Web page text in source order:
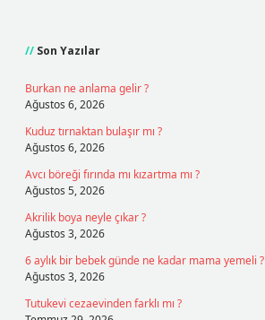
Son Yazılar
Burkan ne anlama gelir ?
Ağustos 6, 2026
Kuduz tırnaktan bulaşır mı ?
Ağustos 6, 2026
Avcı böreği fırında mı kızartma mı ?
Ağustos 5, 2026
Akrilik boya neyle çıkar ?
Ağustos 3, 2026
6 aylık bir bebek günde ne kadar mama yemeli ?
Ağustos 3, 2026
Tutukevi cezaevinden farklı mı ?